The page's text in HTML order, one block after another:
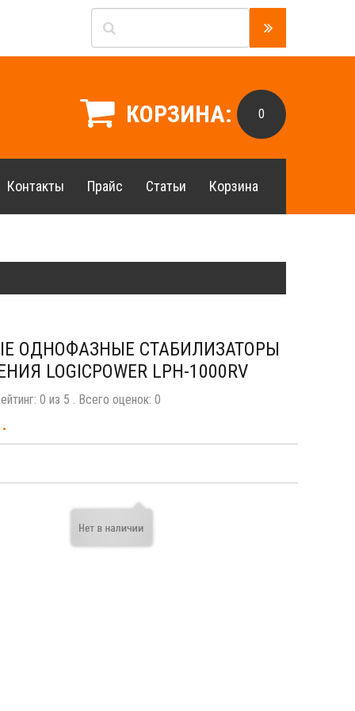
КОРЗИНА: 0
Контакты Прайс Статьи Корзина
ОДНОФАЗНЫЕ СТАБИЛИЗАТОРЫ
LOGICPOWER LPH-1000RV
0 из 5 . Всего оценок: 0